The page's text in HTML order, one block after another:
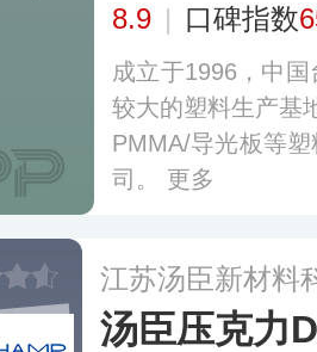
8.9 | 口碑指数
成立于1996，中
较大的塑料生产基
PMMA/导光板等
司。 更多
江苏汤臣新材料
汤臣压克力